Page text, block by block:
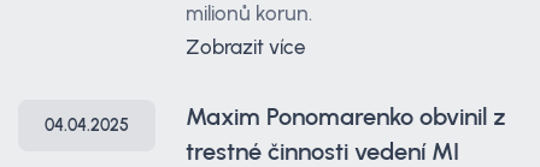
milionů korun.
Zobrazit více
04.04.2025
Maxim Ponomarenko obvinil z
trestné činnosti vedení MI